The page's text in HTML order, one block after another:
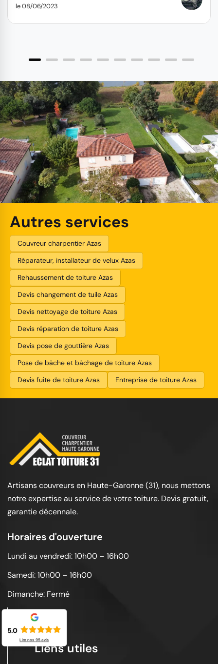
le 08/06/2023
Autres services
Couvreur charpentier Azas
Réparateur, installateur de velux Azas
Rehaussement de toiture Azas
Devis changement de tuile Azas
Devis nettoyage de toiture Azas
Devis réparation de toiture Azas
Devis pose de gouttière Azas
Pose de bâche et bâchage de toiture Azas
Devis fuite de toiture Azas
Entreprise de toiture Azas
Artisans couvreurs en Haute-Garonne (31), nous mettons
notre expertise au service de votre toiture. Devis gratuit,
garantie décennale.
Horaires d'ouverture
Lundi au vendredi: 10h00 – 16h00
Samedi: 10h00 – 16h00
Dimanche: Fermé
Liens utiles
5.0
Lire nos 95avis